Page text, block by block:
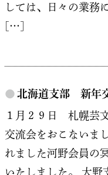
しては、日々の業務
[…]
● 北海道支部 新年
１月２９日 札幌芸
交流会をおこないま
れました河野会員の
いたしました。 大野